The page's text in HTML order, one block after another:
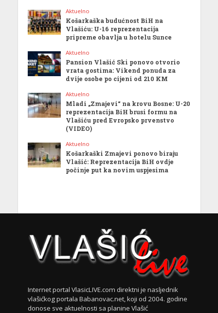
Aktuelno
Košarkaška budućnost BiH na
Vlašiću: U-16 reprezentacija
pripreme obavlja u hotelu Sunce
Aktuelno
Pansion Vlašić Ski ponovo otvorio
vrata gostima: Vikend ponuda za
dvije osobe po cijeni od 210 KM
Aktuelno
Mladi „Zmajevi“ na krovu Bosne: U-20
reprezentacija BiH brusi formu na
Vlašiću pred Evropsko prvenstvo
(VIDEO)
Aktuelno
Košarkaški Zmajevi ponovo biraju
Vlašić: Reprezentacija BiH ovdje
počinje put ka novim uspjesima
Internet portal VlasicLIVE.com direktni je nasljednik
vlašićkog portala Babanovac.net, koji od 2004. godine
donose sve aktuelnosti sa planine Vlašić